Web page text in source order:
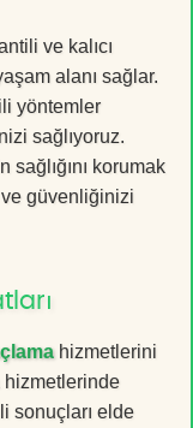
ve kalıcı
alanı sağlar.
yöntemler
sağlıyoruz.
korumak
güvenliğinizi
hizmetlerini
sonuçları elde